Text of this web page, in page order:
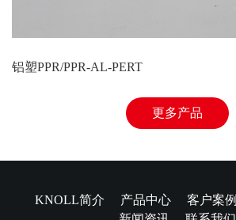
铝塑PPR/PPR-AL-PERT
更多产品
KNOLL简介 产品中心 客户案例